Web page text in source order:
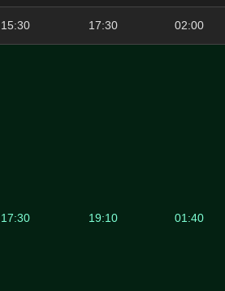
15:30 17:30 02:00
17:30 19:10 01:40